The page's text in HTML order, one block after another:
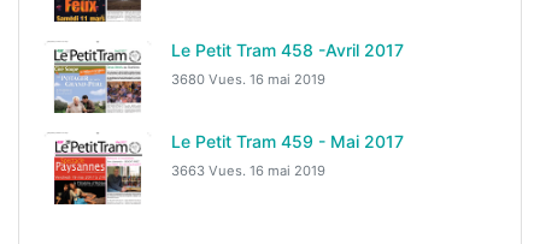
Le Petit Tram 458 -Avril 2017
3680 Vues. 16 mai 2019
Le Petit Tram 459 - Mai 2017
3663 Vues. 16 mai 2019